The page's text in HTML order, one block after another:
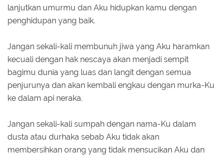
lanjutkan umurmu dan Aku hidupkan kamu dengan
penghidupan yang baik.
Jangan sekali-kali membunuh jiwa yang Aku haramkan
kecuali dengan hak nescaya akan menjadi sempit
bagimu dunia yang luas dan langit dengan semua
penjurunya dan akan kembali engkau dengan murka-Ku
ke dalam api neraka.
Jangan sekali-kali sumpah dengan nama-Ku dalam
dusta atau durhaka sebab Aku tidak akan
membersihkan orang yang tidak mensucikan Aku dan